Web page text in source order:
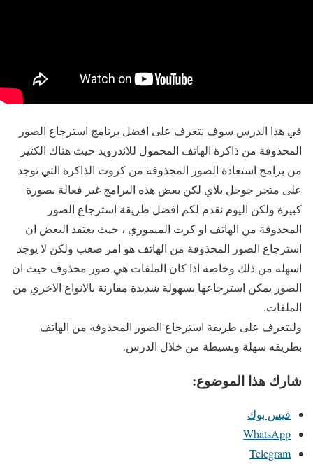
في هذا الدرس سوف نتعرف على افضل برنامج استرجاع الصور
المحذوفة من ذاكرة الهاتف المحمول للاندرويد حيث هناك الكثير
من برامج استعادة الصور المحذوفة من كروت الذاكرة التي توجد
على متجر جوجل بلاي لكن بعض هذه البرامج غير فعالة بصورة
كبيرة ولكن اليوم نقدم لكم افضل طريقة استرجاع الصور
المحذوفة من الهاتف او كرت الميموري ، حيث يعتقد البعض ان
استرجاع الصور المحذوفة من الهاتف هو امر صعب ولكن لا يوجد
اسهله من ذلك وخاصة اذا كان الملفات هي صور محذوف حيث ان
الصور يمكن استرجاعها بسهولة شديدة مقارنة بالانواع الاخري من
الملفات.
ولنتعرف على طريقة استرجاع الصور المحذوفه من الهاتف
بطريقه سهلة وبسيطة من خلال الدرس.
شارك هذا الموضوع:
فيس بوك
WhatsApp
Telegram